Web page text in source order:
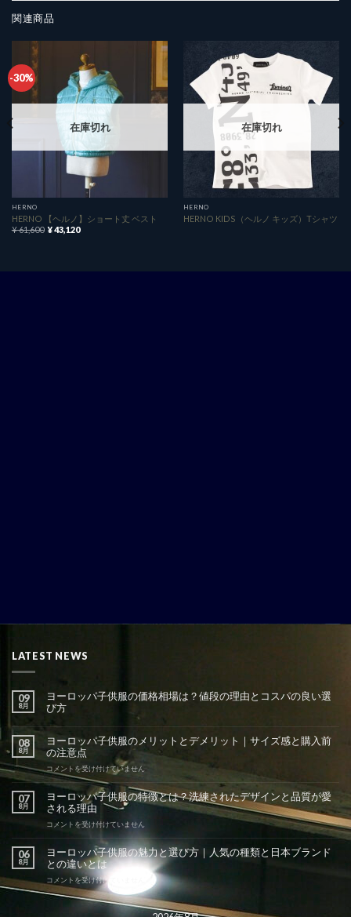
関連商品
-30%
在庫切れ
HERNO
HERNO 【ヘルノ】ショート丈 ベスト
¥61,600 元
¥43,120現
在庫切れ
HERNO
HERNO KIDS（ヘルノ キッズ）Tシャツ
LATEST NEWS
09
8月
ヨーロッパ子供服の価格相場は？値段の理由とコスパの良い選
び方
08
8月
ヨーロッパ子供服のメリットとデメリット｜サイズ感と購入前
の注意点
ヨ
ー
ッ
パ
子
の
メ
リ
コメントを受け付けていません
07
8月
ヨーロッパ子供服の特徴とは？洗練されたデザインと品質が愛
される理由
ヨ
ッ
パ
子
コメントを受け付けていません
06
8月
ヨーロッパ子供服の魅力と選び方｜人気の種類と日本ブランド
との違いとは
ヨ
ー
コメントを受け付けていません